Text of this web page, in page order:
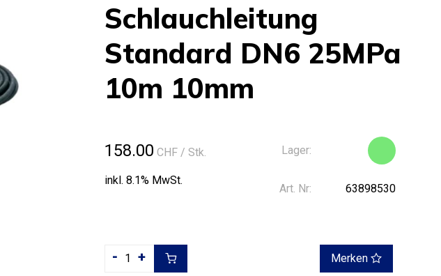
Schlauchleitung
Standard DN6 25MPa
10m 10mm
158.00 CHF / Stk.
inkl. 8.1% MwSt.
Lager:
Art. Nr: 63898530
- + Merken